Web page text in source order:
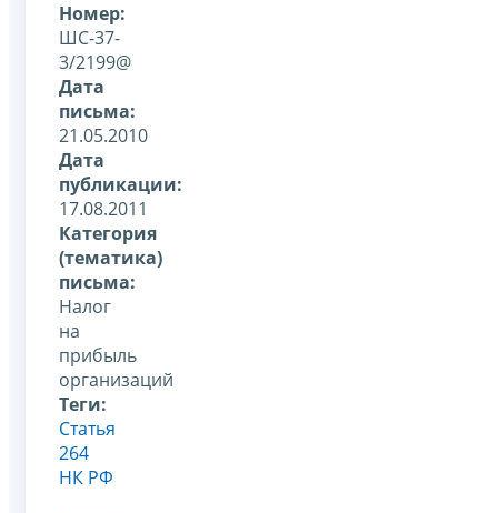
Номер:
ШС-37-
3/2199@
Дата
письма:
21.05.2010
Дата
публикации:
17.08.2011
Категория
(тематика)
письма:
Налог
на
прибыль
организаций
Теги:
Статья
264
НК РФ